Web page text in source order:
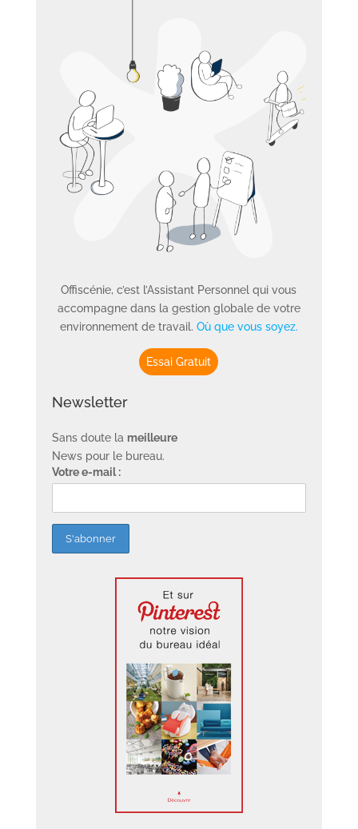
Offiscénie, c’est l’Assistant Personnel qui vous
accompagne dans la gestion globale de votre
environnement de travail. Où que vous soyez.
Essai Gratuit
Newsletter
Sans doute la meilleure
News pour le bureau.
Votre e-mail :